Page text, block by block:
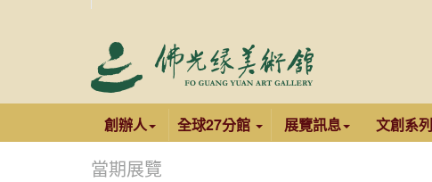
創辦人 全球27分館 展覽訊息 文創系列
當期展覽